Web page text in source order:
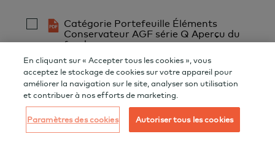
Catégorie Portefeuille Éléments
Conservateur AGF série Q Aperçu du
fonds
Catégorie Portefeuille Éléments
Conservateur AGF série W Aperçu du
fonds
Catégorie Portefeuille Éléments
Conservateur AGF série FV Aperçu du
fonds
En cliquant sur « Accepter tous les cookies », vous
acceptez le stockage de cookies sur votre appareil pour
améliorer la navigation sur le site, analyser son utilisation
et contribuer à nos efforts de marketing.
Paramètres des cookies Autoriser tous les cookies